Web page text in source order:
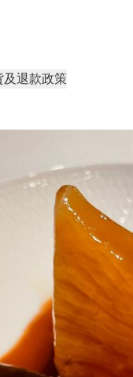
及退款政策